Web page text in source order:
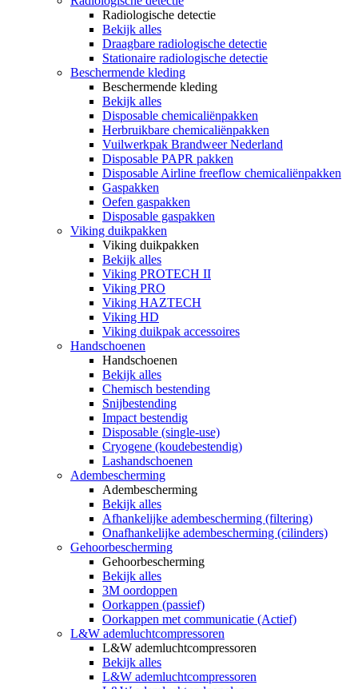
Radiologische detectie
Bekijk alles
Draagbare radiologische detectie
Stationaire radiologische detectie
Beschermende kleding
Beschermende kleding
Bekijk alles
Disposable chemicaliënpakken
Herbruikbare chemicaliënpakken
Vuilwerkpak Brandweer Nederland
Disposable PAPR pakken
Disposable Airline freeflow chemicaliënpakken
Gaspakken
Oefen gaspakken
Disposable gaspakken
Viking duikpakken
Viking duikpakken
Bekijk alles
Viking PROTECH II
Viking PRO
Viking HAZTECH
Viking HD
Viking duikpak accessoires
Handschoenen
Handschoenen
Bekijk alles
Chemisch bestending
Snijbestending
Impact bestendig
Disposable (single-use)
Cryogene (koudebestendig)
Lashandschoenen
Adembescherming
Adembescherming
Bekijk alles
Afhankelijke adembescherming (filtering)
Onafhankelijke adembescherming (cilinders)
Gehoorbescherming
Gehoorbescherming
Bekijk alles
3M oordoppen
Oorkappen (passief)
Oorkappen met communicatie (Actief)
L&W ademluchtcompressoren
L&W ademluchtcompressoren
Bekijk alles
L&W ademluchtcompressoren